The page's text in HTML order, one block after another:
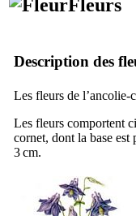
Fleurs
Description des
Les fleurs de l’ancolie-
Les fleurs comportent
cornet, dont la base est
3 cm.